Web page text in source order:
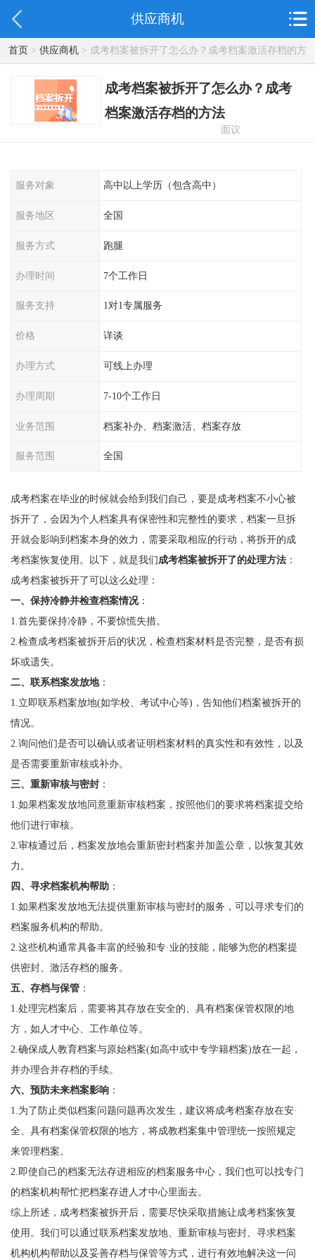
供应商机
首页> 供应商机> 成考档案被拆开了怎么办？成考档案激活存档的方
法
成考档案被拆开了怎么办？成考
档案激活存档的方法
面议
服务对象 高中以上学历（包含高中）
服务地区 全国
服务方式 跑腿
办理时间 7个工作日
服务支持 1对1专属服务
价格 详谈
办理方式 可线上办理
办理周期 7-10个工作日
业务范围 档案补办、档案激活、档案存放
服务范围 全国
成考档案在毕业的时候就会给到我们自己，要是成考档案不小心被
拆开了，会因为个人档案具有保密性和完整性的要求，档案一旦拆
开就会影响到档案本身的效力，需要采取相应的行动，将拆开的成
考档案恢复使用。以下，就是我们成考档案被拆开了的处理方法：
成考档案被拆开了可以这么处理：
一、保持冷静并检查档案情况：
1.首先要保持冷静，不要惊慌失措。
2.检查成考档案被拆开后的状况，检查档案材料是否完整，是否有损
坏或遗失。
二、联系档案发放地：
1.立即联系档案放地(如学校、考试中心等)，告知他们档案被拆开的
情况。
2.询问他们是否可以确认或者证明档案材料的真实性和有效性，以及
是否需要重新审核或补办。
三、重新审核与密封：
1.如果档案发放地同意重新审核档案，按照他们的要求将档案提交给
他们进行审核。
2.审核通过后，档案发放地会重新密封档案并加盖公章，以恢复其效
力。
四、寻求档案机构帮助：
1.如果档案发放地无法提供重新审核与密封的服务，可以寻求专们的
档案服务机构的帮助。
2.这些机构通常具备丰富的经验和专·业的技能，能够为您的档案提
供密封、激活存档的服务。
五、存档与保管：
1.处理完档案后，需要将其存放在安全的、具有档案保管权限的地
方，如人才中心、工作单位等。
2.确保成人教育档案与原始档案(如高中或中专学籍档案)放在一起，
并办理合并存档的手续。
六、预防未来档案影响：
1.为了防止类似档案问题问题再次发生，建议将成考档案存放在安·
全、具有档案保管权限的地方，将成教档案集中管理统一按照规定
来管理档案。
2.即使自己的档案无法存进相应的档案服务中心，我们也可以找专门
的档案机构帮忙把档案存进人才中心里面去。
综上所述，成考档案被拆开后，需要尽快采取措施让成考档案恢复
使用。我们可以通过联系档案发放地、重新审核与密封、寻求档案
机构机构帮助以及妥善存档与保管等方式，进行有效地解决这一问